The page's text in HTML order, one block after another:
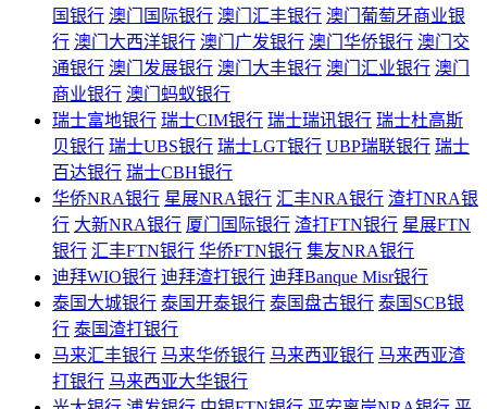
国银行 澳门国际银行 澳门汇丰银行 澳门葡萄牙商业银
行 澳门大西洋银行 澳门广发银行 澳门华侨银行 澳门交
通银行 澳门发展银行 澳门大丰银行 澳门汇业银行 澳门
商业银行 澳门蚂蚁银行
瑞士富地银行 瑞士CIM银行 瑞士瑞讯银行 瑞士杜高斯
贝银行 瑞士UBS银行 瑞士LGT银行 UBP瑞联银行 瑞士
百达银行 瑞士CBH银行
华侨NRA银行 星展NRA银行 汇丰NRA银行 渣打NRA银
行 大新NRA银行 厦门国际银行 渣打FTN银行 星展FTN
银行 汇丰FTN银行 华侨FTN银行 集友NRA银行
迪拜WIO银行 迪拜渣打银行 迪拜Banque Misr银行
泰国大城银行 泰国开泰银行 泰国盘古银行 泰国SCB银
行 泰国渣打银行
马来汇丰银行 马来华侨银行 马来西亚银行 马来西亚渣
打银行 马来西亚大华银行